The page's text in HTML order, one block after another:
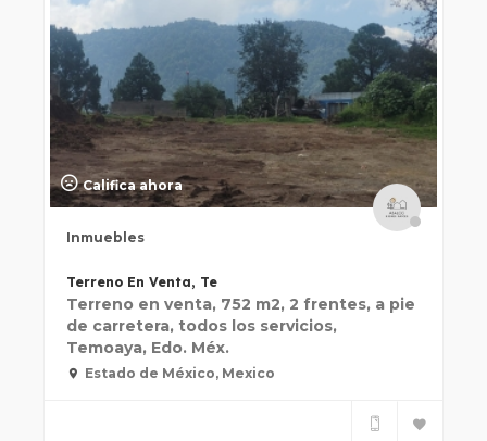
Califica ahora
Inmuebles
Terreno En Venta, Te
Terreno en venta, 752 m2, 2 frentes, a pie
de carretera, todos los servicios,
Temoaya, Edo. Méx.
Estado de México, Mexico